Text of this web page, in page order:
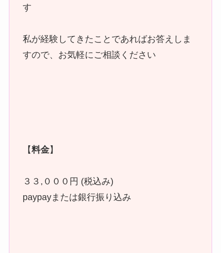
す
私が経験してきたことであればお答えしま
すので、お気軽にご相談ください
【料金】
３３,０００円 (税込み)
paypayまたは銀行振り込み